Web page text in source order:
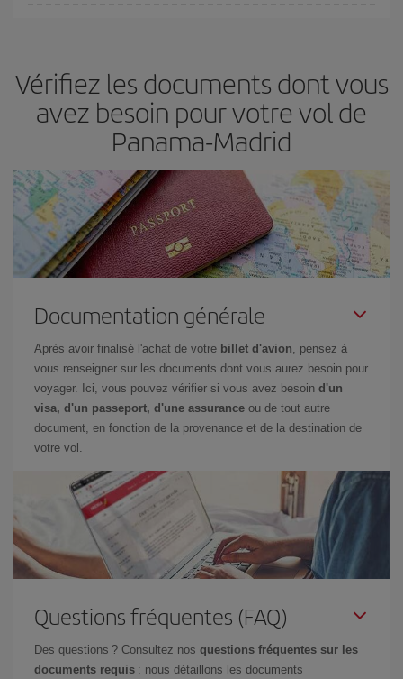
billets, plus vous bénéficiez de prix économiques. De plus, en
restant flexible sur les dates et les horaires de vol lors de votre
recherche, vous pourrezchoisir le prix le plus économique.
Vérifiez les documents dont vous
avez besoin pour votre vol de
Panama-Madrid
Documentation générale
Après avoir finalisé l'achat de votre billet d'avion, pensez à
vous renseigner sur les documents dont vous aurez besoin pour
voyager. Ici, vous pouvez vérifier si vous avez besoin d'un
visa, d'un passeport, d'une assurance ou de tout autre
document, en fonction de la provenance et de la destination de
votre vol.
Questions fréquentes (FAQ)
Des questions ? Consultez nos questions fréquentes sur les
documents requis : nous détaillons les documents